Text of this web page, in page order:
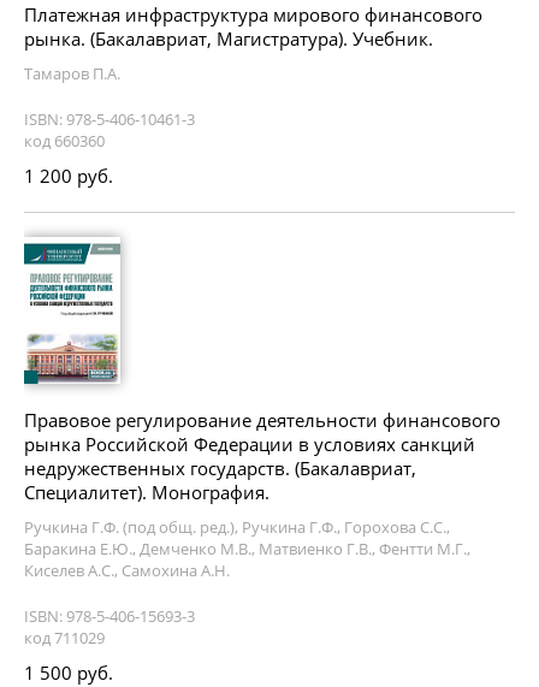
Платежная инфраструктура мирового финансового
рынка. (Бакалавриат, Магистратура). Учебник.
Тамаров П.А.
ISBN: 978-5-406-10461-3
код 660360
1 200 руб.
Правовое регулирование деятельности финансового
рынка Российской Федерации в условиях санкций
недружественных государств. (Бакалавриат,
Специалитет). Монография.
Ручкина Г.Ф. (под общ. ред.), Ручкина Г.Ф., Горохова С.С.,
Баракина Е.Ю., Демченко М.В., Матвиенко Г.В., Фентти М.Г.,
Киселев А.С., Самохина А.Н.
ISBN: 978-5-406-15693-3
код 711029
1 500 руб.